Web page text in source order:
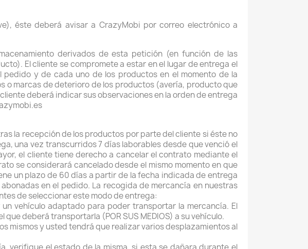
éste deberá avisar a CrazyMobi por correo electrónico a
derivados de esta petición (en función de las
El cliente se compromete a estar en el lugar de entrega el
y de cada uno de los productos en el momento de la
o marcas de deterioro de los productos (avería, producto que
deberá indicar sus observaciones en la orden de entrega
la recepción de los productos por parte del cliente si éste no
una vez transcurridos 7 días laborables desde que venció el
el cliente tiene derecho a cancelar el contrato mediante el
se considerará cancelado desde el mismo momento en que
un plazo de 60 días a partir de la fecha indicada de entrega
en el pedido. La recogida de mercancía en nuestras
de seleccionar este modo de entrega:
vehículo adaptado para poder transportar la mercancía. El
deberá transportarla (POR SUS MEDIOS) a su vehículo.
mismos y usted tendrá que realizar varios desplazamientos al